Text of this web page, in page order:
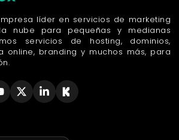
líder en servicios de marketing
nube para pequeñas y medianas
servicios de hosting, dominios,
online, branding y muchos más, para